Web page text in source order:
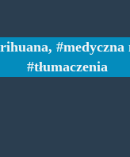
,
tłumaczenia